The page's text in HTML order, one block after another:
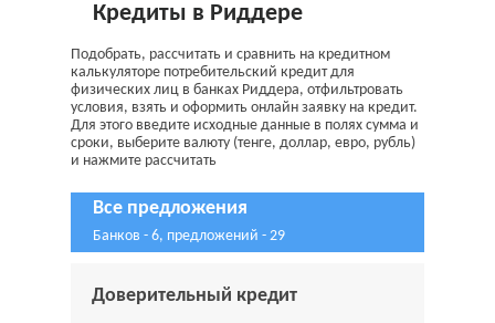
Кредиты в Риддере
Подобрать, рассчитать и сравнить на кредитном
калькуляторе потребительский кредит для
физических лиц в банках Риддера, отфильтровать
условия, взять и оформить онлайн заявку на кредит.
Для этого введите исходные данные в полях сумма и
сроки, выберите валюту (тенге, доллар, евро, рубль)
и нажмите рассчитать
Все предложения
Банков - 6, предложений - 29
Доверительный кредит